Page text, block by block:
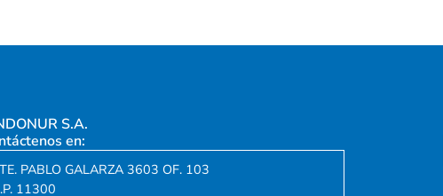
S.A.
en:
PABLO GALARZA 3603 OF. 103
11300